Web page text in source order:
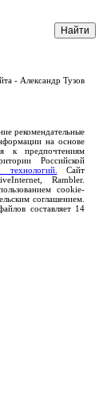
- Александр Тузов
рекомендательные
на основе
к предпочтениям
Российской
Сайт
Rambler.
cookie-
соглашением.
составляет 14